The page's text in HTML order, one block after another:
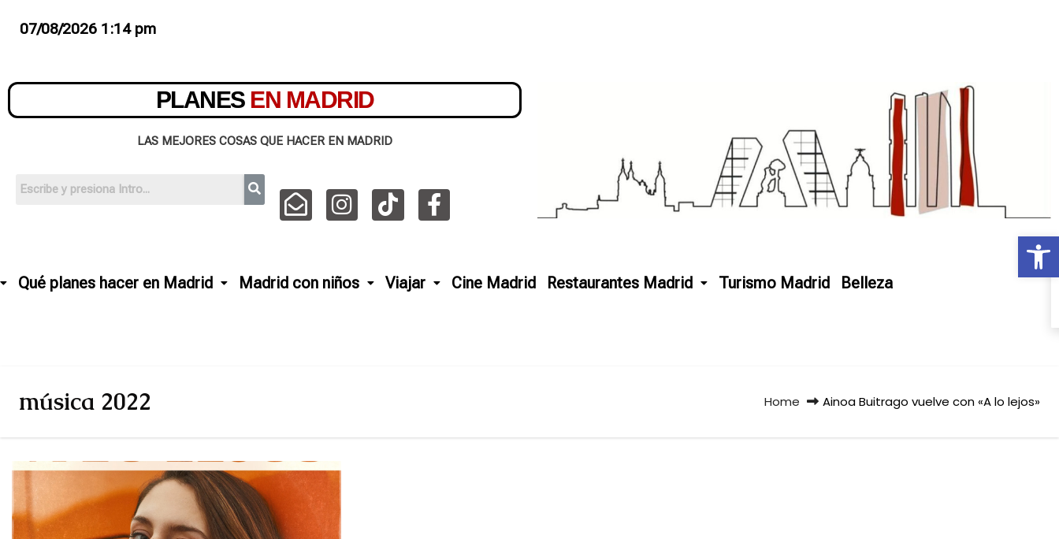
07/08/2026 1:14 pm
PLANES EN MADRID
LAS MEJORES COSAS QUE HACER EN MADRID
Qué planes hacer en Madrid Madrid con niños Viajar Cine Madrid Restaurantes Madrid Turismo Madrid Belleza
música 2022 Home Ainoa Buitrago vuelve con «A lo lejos»